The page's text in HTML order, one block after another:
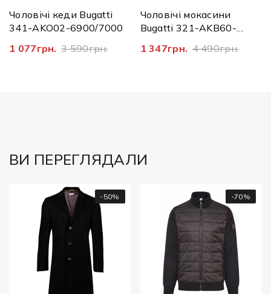
Чоловічі кеди Bugatti
341-AKO02-6900/7000
1 077грн. 3 590грн.
Чоловічі мокасини
Bugatti 321-AKB60-
1 347грн. 4 490грн.
ВИ ПЕРЕГЛЯДАЛИ
-50% -70%